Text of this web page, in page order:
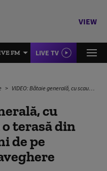
VIEW
FM LIVE TV
VIDEO: Bătaie generală, cu scaune și mese, la o terasă din Timișoara. Imagini de pe camerele de supraveghere
cu
o terasă din
de pe